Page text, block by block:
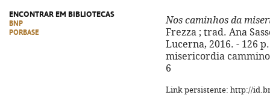
ENCONTRAR EM BIBLIOTECAS
BNP
PORBASE
Nos caminhos da
Frezza ; trad. Ana
Lucerna, 2016. - 126
misericordia cammino
6
Link persistente: http://